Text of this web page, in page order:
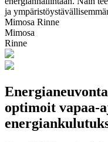
ja
Mimosa Rinne
Mimosa
Rinne
optimoit vapaa-